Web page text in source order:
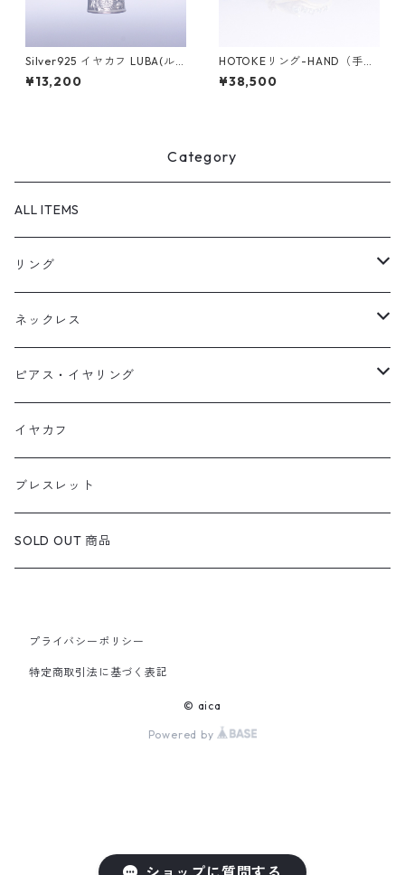
Silver925 イヤカフ LUBA(ル
バ)
¥13,200
HOTOKEリング-HAND（手）
-
¥38,500
Category
ALL ITEMS
リング
天然石1点ものリング【Gold】（在庫ありのみ絞込）
天然石1点ものリング【Silver】（在庫ありのみ絞込）
定番リング
ネックレス
天然石1点ものネックレス（在庫ありのみ絞込）
定番ネックレス
ピアス・イヤリング
天然石1点ものピアス（在庫ありのみ絞込）
定番ピアス/イヤリング
イヤカフ
ブレスレット
SOLD OUT 商品
プライバシーポリシー
特定商取引法に基づく表記
© aica
Powered by